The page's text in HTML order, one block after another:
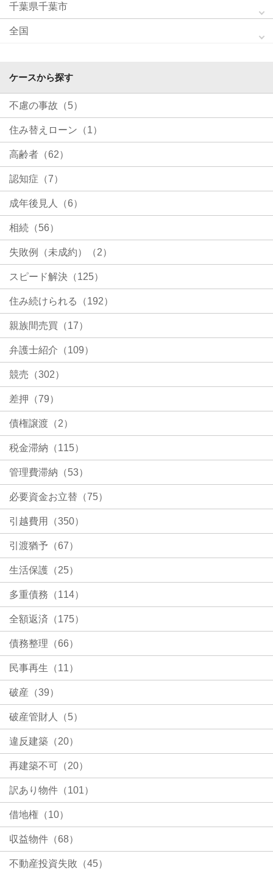
千葉県千葉市
全国
ケースから探す
不慮の事故（5）
住み替えローン（1）
高齢者（62）
認知症（7）
成年後見人（6）
相続（56）
失敗例（未成約）（2）
スピード解決（125）
住み続けられる（192）
親族間売買（17）
弁護士紹介（109）
競売（302）
差押（79）
債権譲渡（2）
税金滞納（115）
管理費滞納（53）
必要資金お立替（75）
引越費用（350）
引渡猶予（67）
生活保護（25）
多重債務（114）
全額返済（175）
債務整理（66）
民事再生（11）
破産（39）
破産管財人（5）
違反建築（20）
再建築不可（20）
訳あり物件（101）
借地権（10）
収益物件（68）
不動産投資失敗（45）